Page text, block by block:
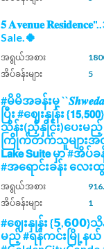
𝟓 𝐀𝐯𝐞𝐧𝐮𝐞
Sale.🍀
အရွယ်အစား
အိပ်ခန်းများ
5
#မိမိအခန်းမှ
ပြီး #ဈေးနှုန်း {𝟭𝟱,𝟱𝟬𝟬}
သိန်း(ညှိနှိုင်း)ပေးမည့်
ကြိုက်တက်သူများအ
𝗟𝗮𝗸𝗲 𝗦𝘂𝗶𝘁𝗲 မှာ #အိပ်ခ
#အရောင်းခန်း လေး
အရွယ်အစား
အိပ်ခန်းများ
1
#ဈေးနှုန်း {𝟱,𝟲𝟬𝟬}
မည့် #ရန်ကင်းမြို့နယ်